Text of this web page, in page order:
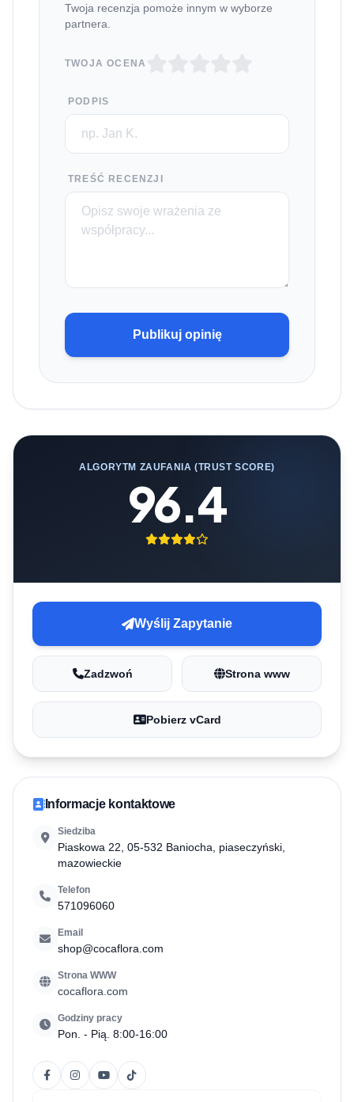
Twoja recenzja pomoże innym w wyborze
partnera.
TWOJA OCENA
PODPIS
TREŚĆ RECENZJI
Publikuj opinię
ALGORYTM ZAUFANIA (TRUST SCORE)
96.4
Wyślij Zapytanie
Zadzwoń Strona www
Pobierz vCard
Informacje kontaktowe
Siedziba
Piaskowa 22, 05-532 Baniocha, piaseczyński,
mazowieckie
Telefon
571096060
Email
shop@cocaflora.com
Strona WWW
cocaflora.com
Godziny pracy
Pon. - Pią. 8:00-16:00